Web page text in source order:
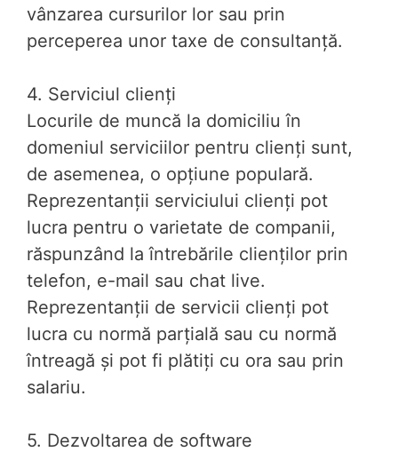
vânzarea cursurilor lor sau prin
perceperea unor taxe de consultanță.
4. Serviciul clienți
Locurile de muncă la domiciliu în
domeniul serviciilor pentru clienți sunt,
de asemenea, o opțiune populară.
Reprezentanții serviciului clienți pot
lucra pentru o varietate de companii,
răspunzând la întrebările clienților prin
telefon, e-mail sau chat live.
Reprezentanții de servicii clienți pot
lucra cu normă parțială sau cu normă
întreagă și pot fi plătiți cu ora sau prin
salariu.
5. Dezvoltarea de software